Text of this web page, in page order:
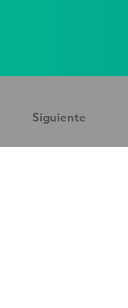
Siguiente